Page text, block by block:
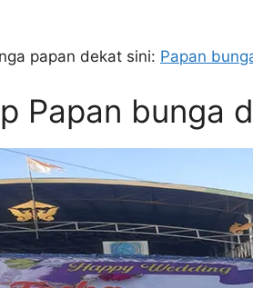
papan dekat sini: Papan
Papan bunga